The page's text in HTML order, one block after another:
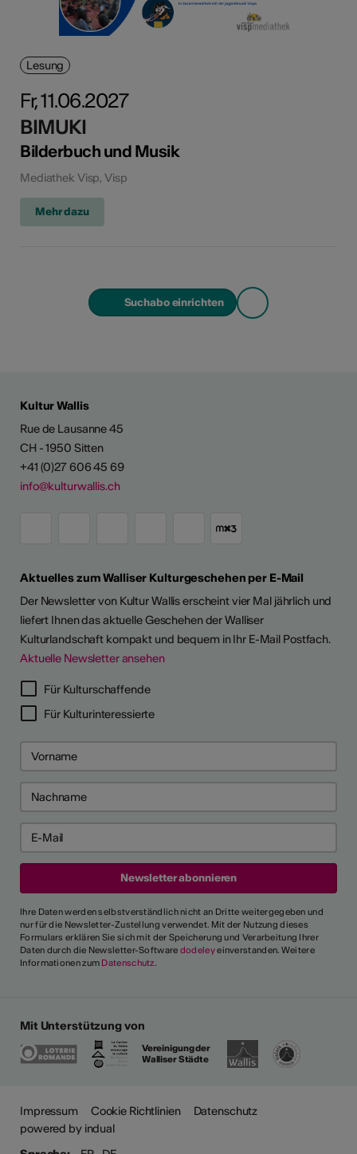
Lesung
Fr, 11.06.2027
BIMUKI
Bilderbuch und Musik
Mediathek Visp, Visp
Mehr dazu
Suchabo einrichten
Kultur Wallis
Rue de Lausanne 45
CH - 1950 Sitten
+41 (0)27 606 45 69
info@kulturwallis.ch
Aktuelles zum Walliser Kulturgeschehen per E-Mail
Der Newsletter von Kultur Wallis erscheint vier Mal jährlich und
liefert Ihnen das aktuelle Geschehen der Walliser
Kulturlandschaft kompakt und bequem in Ihr E-Mail Postfach.
Aktuelle Newsletter ansehen
Für Kulturschaffende
Für Kulturinteressierte
Ihre Daten werden selbstverständlich nicht an Dritte weitergegeben und
nur für die Newsletter-Zustellung verwendet. Mit der Nutzung dieses
Formulars erklären Sie sich mit der Speicherung und Verarbeitung Ihrer
Daten durch die Newsletter-Software dodeleyeinverstanden. Weitere
Informationen zum Datenschutz.
Mit Unterstützung von
Vereinigung der
Walliser Städte
Impressum Cookie Richtlinien
Datenschutz
powered by indual